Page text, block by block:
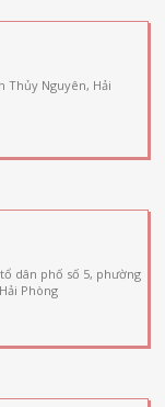
Thủy Nguyên, Hải
dân phố số 5, phường
Phòng